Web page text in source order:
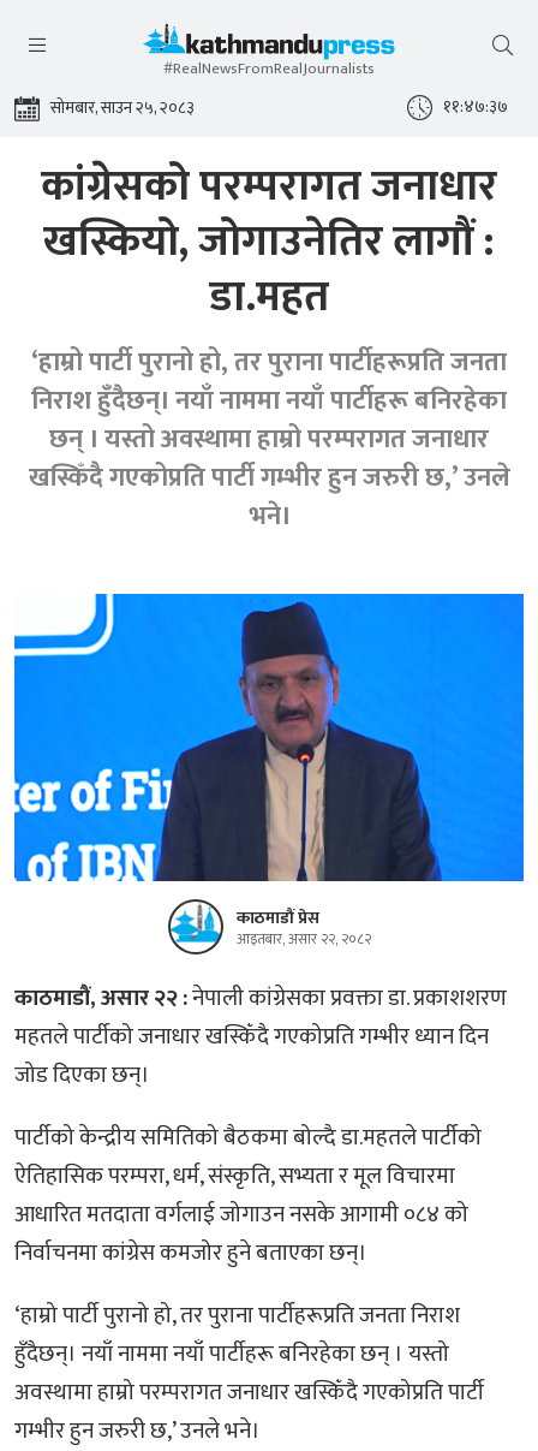
#RealNewsFromRealJournalists
सोमबार, साउन २५, २०८३ ११:४७:३८
कांग्रेसको परम्परागत जनाधार
खस्कियो, जोगाउनेतिर लागौं :
डा.महत
‘हाम्रो पार्टी पुरानो हो, तर पुराना पार्टीहरूप्रति जनता
निराश हुँदैछन्। नयाँ नाममा नयाँ पार्टीहरू बनिरहेका
छन् । यस्तो अवस्थामा हाम्रो परम्परागत जनाधार
खस्किँदै गएकोप्रति पार्टी गम्भीर हुन जरुरी छ,’ उनले
भने।
काठमाडौं प्रेस
आइतबार, असार २२, २०८२
काठमाडौं, असार २२ :नेपाली कांग्रेसका प्रवक्ता डा. प्रकाशशरण
महतले पार्टीको जनाधार खस्किँदै गएकोप्रति गम्भीर ध्यान दिन
जोड दिएका छन्।
पार्टीको केन्द्रीय समितिको बैठकमा बोल्दै डा.महतले पार्टीको
ऐतिहासिक परम्परा, धर्म, संस्कृति, सभ्यता र मूल विचारमा
आधारित मतदाता वर्गलाई जोगाउन नसके आगामी ०८४ को
निर्वाचनमा कांग्रेस कमजोर हुने बताएका छन्।
‘हाम्रो पार्टी पुरानो हो, तर पुराना पार्टीहरूप्रति जनता निराश
हुँदैछन्। नयाँ नाममा नयाँ पार्टीहरू बनिरहेका छन् । यस्तो
अवस्थामा हाम्रो परम्परागत जनाधार खस्किँदै गएकोप्रति पार्टी
गम्भीर हुन जरुरी छ,’ उनले भने।